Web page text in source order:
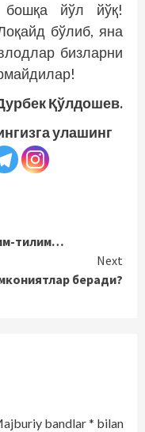
бошқа йўл йўқ!
бўлиб, яна
бизларни
Қўлдошев.
улашинг
тилим…
Next
беради?
bandlar* bilan